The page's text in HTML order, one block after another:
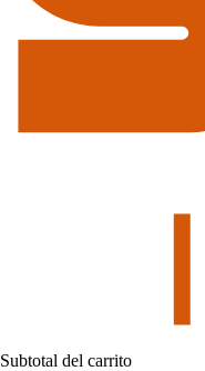
Subtotal del carrito